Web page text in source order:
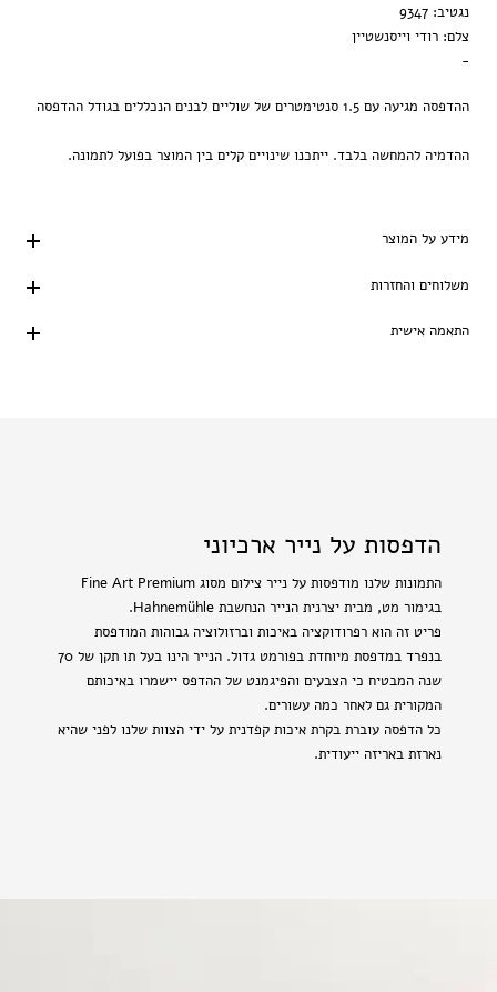
נגטיב: 9347
צלם: רודי וייסנשטיין
-
ההדפסה מגיעה עם 1.5 סנטימטרים של שוליים לבנים הנכללים בגודל ההדפסה
ההדמיה להמחשה בלבד. ייתכנו שינויים קלים בין המוצר בפועל לתמונה.
מידע על המוצר
משלוחים והחזרות
התאמה אישית
הדפסות על נייר ארכיוני
התמונות שלנו מודפסות על נייר צילום מסוג Fine Art Premium
בגימור מט, מבית יצרנית הנייר הנחשבת Hahnemühle.
פריט זה הוא רפרודוקציה באיכות וברזולוציה גבוהות המודפסת
בנפרד במדפסת מיוחדת בפורמט גדול. הנייר הינו בעל תו תקן של 70
שנה המבטיח כי הצבעים והפיגמנט של ההדפס יישמרו באיכותם
המקורית גם לאחר כמה עשורים.
כל הדפסה עוברת בקרת איכות קפדנית על ידי הצוות שלנו לפני שהיא
נארזת באריזה ייעודית.